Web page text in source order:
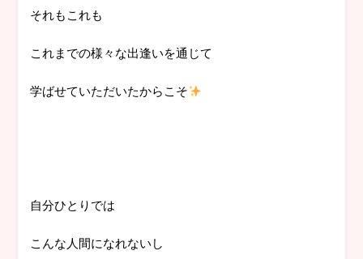
それもこれも
これまでの様々な出逢いを通じて
学ばせていただいたからこそ
自分ひとりでは
こんな人間になれないし